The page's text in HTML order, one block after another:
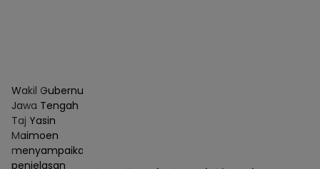
Wakil Gubernur
Jawa Tengah
Taj Yasin
Maimoen
menyampaikan
penjelasan